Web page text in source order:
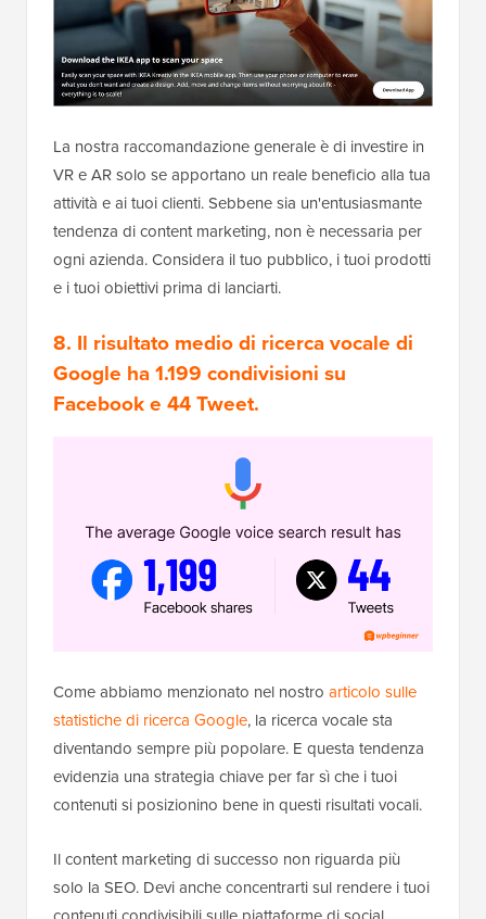
La nostra raccomandazione generale è di investire in
VR e AR solo se apportano un reale beneficio alla tua
attività e ai tuoi clienti. Sebbene sia un'entusiasmante
tendenza di content marketing, non è necessaria per
ogni azienda. Considera il tuo pubblico, i tuoi prodotti
e i tuoi obiettivi prima di lanciarti.
8. Il risultato medio di ricerca vocale di
Google ha 1.199 condivisioni su
Facebook e 44 Tweet.
Come abbiamo menzionato nel nostro articolo sulle
statistiche di ricerca Google, la ricerca vocale sta
diventando sempre più popolare. E questa tendenza
evidenzia una strategia chiave per far sì che i tuoi
contenuti si posizionino bene in questi risultati vocali.
Il content marketing di successo non riguarda più
solo la SEO. Devi anche concentrarti sul rendere i tuoi